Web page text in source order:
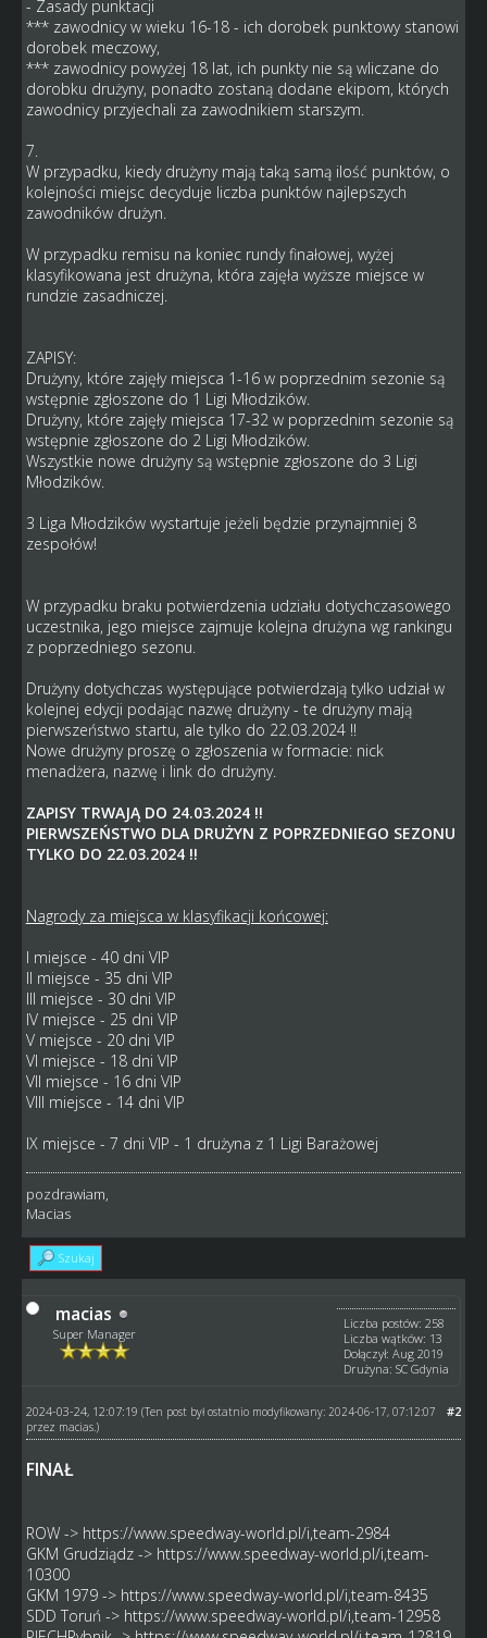
- Zasady punktacji
*** zawodnicy w wieku 16-18 - ich dorobek punktowy stanowi
dorobek meczowy,
*** zawodnicy powyżej 18 lat, ich punkty nie są wliczane do
dorobku drużyny, ponadto zostaną dodane ekipom, których
zawodnicy przyjechali za zawodnikiem starszym.
7.
W przypadku, kiedy drużyny mają taką samą ilość punktów, o
kolejności miejsc decyduje liczba punktów najlepszych
zawodników drużyn.
W przypadku remisu na koniec rundy finałowej, wyżej
klasyfikowana jest drużyna, która zajęła wyższe miejsce w
rundzie zasadniczej.
ZAPISY:
Drużyny, które zajęły miejsca 1-16 w poprzednim sezonie są
wstępnie zgłoszone do 1 Ligi Młodzików.
Drużyny, które zajęły miejsca 17-32 w poprzednim sezonie są
wstępnie zgłoszone do 2 Ligi Młodzików.
Wszystkie nowe drużyny są wstępnie zgłoszone do 3 Ligi
Młodzików.
3 Liga Młodzików wystartuje jeżeli będzie przynajmniej 8
zespołów!
W przypadku braku potwierdzenia udziału dotychczasowego
uczestnika, jego miejsce zajmuje kolejna drużyna wg rankingu
z poprzedniego sezonu.
Drużyny dotychczas występujące potwierdzają tylko udział w
kolejnej edycji podając nazwę drużyny - te drużyny mają
pierwszeństwo startu, ale tylko do 22.03.2024 !!
Nowe drużyny proszę o zgłoszenia w formacie: nick
menadżera, nazwę i link do drużyny.
ZAPISY TRWAJĄ DO 24.03.2024 !!
PIERWSZEŃSTWO DLA DRUŻYN Z POPRZEDNIEGO SEZONU
TYLKO DO 22.03.2024 !!
Nagrody za miejsca w klasyfikacji końcowej:
I miejsce - 40 dni VIP
II miejsce - 35 dni VIP
III miejsce - 30 dni VIP
IV miejsce - 25 dni VIP
V miejsce - 20 dni VIP
VI miejsce - 18 dni VIP
VII miejsce - 16 dni VIP
VIII miejsce - 14 dni VIP
IX miejsce - 7 dni VIP - 1 drużyna z 1 Ligi Barażowej
pozdrawiam,
Macias
Szukaj
macias
Super Manager
Liczba postów: 258
Liczba wątków: 13
Dołączył: Aug 2019
Drużyna: SC Gdynia
#2
2024-03-24, 12:07:19 (Ten post był ostatnio modyfikowany: 2024-06-17, 07:12:07
przez macias.)
FINAŁ
ROW -> https://www.speedway-world.pl/i,team-2984
GKM Grudziądz -> https://www.speedway-world.pl/i,team-
10300
GKM 1979 -> https://www.speedway-world.pl/i,team-8435
SDD Toruń -> https://www.speedway-world.pl/i,team-12958